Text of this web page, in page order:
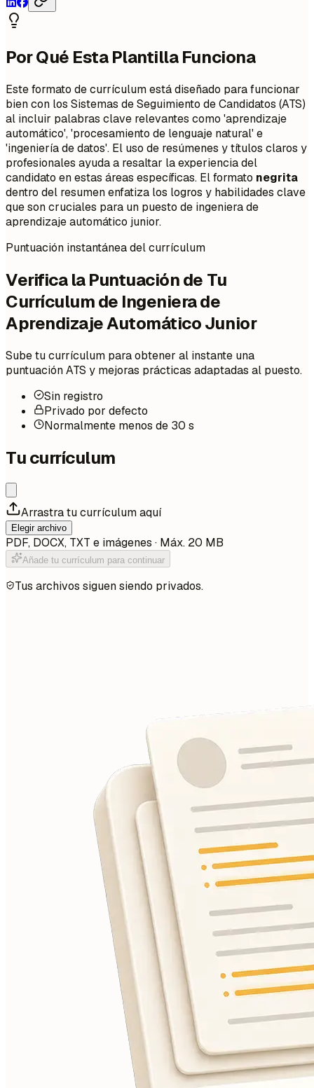
Por Qué Esta Plantilla Funciona
Este formato de currículum está diseñado para funcionar
bien con los Sistemas de Seguimiento de Candidatos (ATS)
al incluir palabras clave relevantes como 'aprendizaje
automático', 'procesamiento de lenguaje natural' e
'ingeniería de datos'. El uso de resúmenes y títulos claros y
profesionales ayuda a resaltar la experiencia del
candidato en estas áreas específicas. El formato negrita
dentro del resumen enfatiza los logros y habilidades clave
que son cruciales para un puesto de ingeniera de
aprendizaje automático junior.
Puntuación instantánea del currículum
Verifica la Puntuación de Tu
Currículum de Ingeniera de
Aprendizaje Automático Junior
Sube tu currículum para obtener al instante una
puntuación ATS y mejoras prácticas adaptadas al puesto.
Sin registro
Privado por defecto
Normalmente menos de 30 s
Tu currículum
Arrastra tu currículum aquí
Elegir archivo
PDF, DOCX, TXT e imágenes · Máx. 20 MB
Añade tu currículum para continuar
Tus archivos siguen siendo privados.